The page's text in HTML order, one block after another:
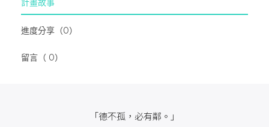
計畫故事
進度分享（0）
留言（ 0）
「德不孤，必有鄰。」